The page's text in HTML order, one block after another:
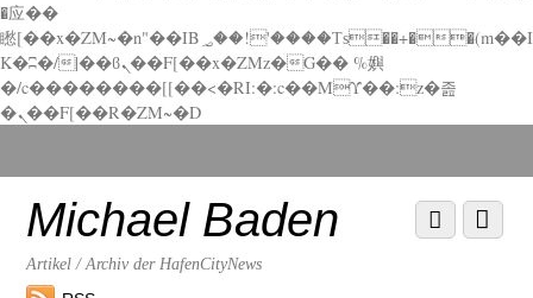
�应��
矁[��x�ZM~�n"��IB؃��!'����Тѕ��+��(m��I
K�ʭ�/|��ϐܢ��F[��x�ZMz�G�� %嬩
�/c��������[[��<�RI:�:c��MΎ��:z�졾
�ܢ��F[��R�ZM~�D
down
contentMichael Baden
Artikel / Archiv der HafenCityNews
Menu
Scroll
down